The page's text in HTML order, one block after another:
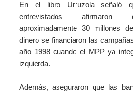
En el libro Urruzola señaló
entrevistados afirmaron
aproximadamente 30 millones
dinero se financiaron las
año 1998 cuando el MPP ya
izquierda.
Además, aseguraron que las